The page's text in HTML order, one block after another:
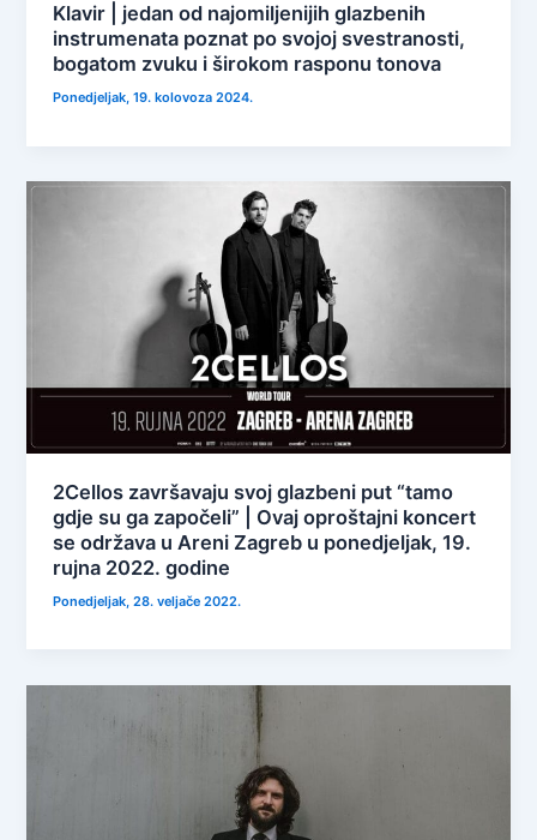
Klavir | jedan od najomiljenijih glazbenih
instrumenata poznat po svojoj svestranosti,
bogatom zvuku i širokom rasponu tonova
Ponedjeljak, 19. kolovoza 2024.
2Cellos završavaju svoj glazbeni put “tamo
gdje su ga započeli” | Ovaj oproštajni koncert
se održava u Areni Zagreb u ponedjeljak, 19.
rujna 2022. godine
Ponedjeljak, 28. veljače 2022.